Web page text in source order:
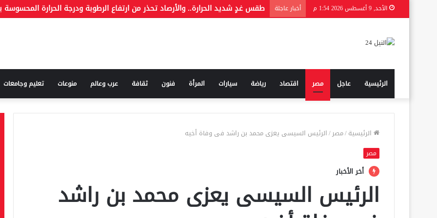
الأحد, 9 أغسطس 2026 1:54 م أخبار عاجلة من هي الحقيقة وما هو الكذب
الرئيسية عاجل مصر اقتصاد رياضة سيارات المرأة فنون ثقافة عرب وعالم منوعات تعليم وجامعات
الرئيسية/مصر/الرئيس السيسى يعزى محمد بن راشد فى وفاة أخيه
مصر
أخر الأخبار
الرئيس السيسى يعزى محمد بن راشد